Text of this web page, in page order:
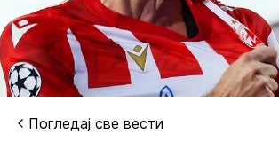
Погледај све вести